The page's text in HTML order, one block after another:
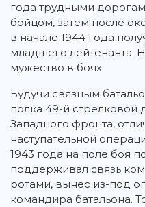
года трудными
бойцом, затем после
в начале 1944 года
младшего лейтенанта.
мужество в боях.
Будучи связным
полка 49-й стрелковой
Западного фронта,
наступательной
1943 года на поле боя
поддерживал связь
ротами, вынес из-под
командира батальона.